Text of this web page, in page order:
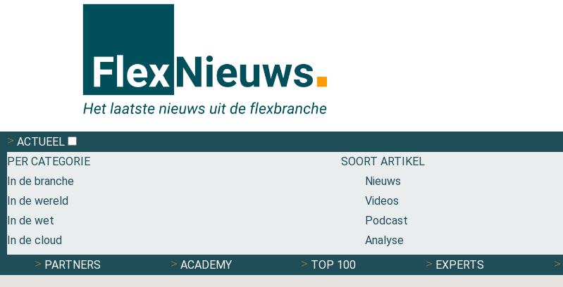
ACTUEEL
PER CATEGORIE
In de branche
In de wereld
In de wet
In de cloud
SOORT ARTIKEL
Nieuws
Videos
Podcast
Analyse
PARTNERS
ACADEMY TOP 100 EXPERTS